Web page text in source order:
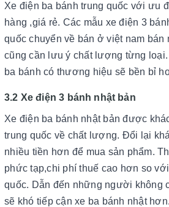
Xe điện ba bánh trung quốc với ưu
hàng ,giá rẻ. Các mẫu xe điện 3
quốc chuyển về bán ở việt nam bán
cũng cần lưu ý chất lượng từng
ba bánh có thương hiệu sẽ bền bỉ
3.2 Xe điện 3 bánh nhật bản
Xe điện ba bánh nhật bản được
trung quốc về chất lượng. Đổi lại
nhiều tiền hơn để mua sản phẩm.
phức tạp,chi phí thuế cao hơn so
quốc. Dẫn đến những người không
sẽ khó tiếp cận xe ba bánh nhật hơn.